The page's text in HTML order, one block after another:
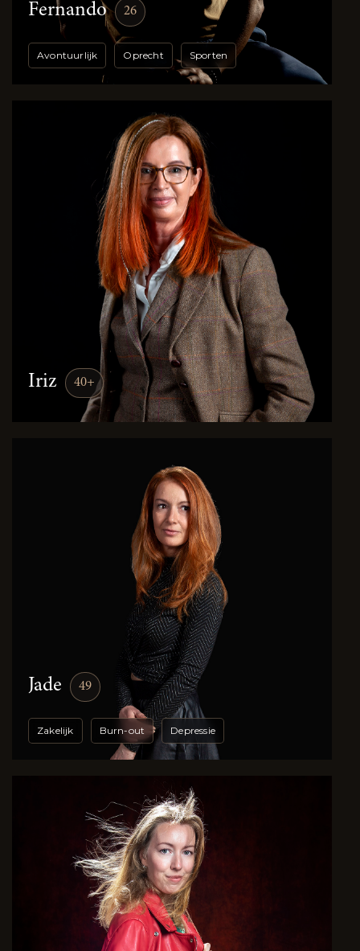
Fernando 26
Avontuurlijk Oprecht Sporten
Iriz 40+
Jade 49
Zakelijk Burn-out Depressie